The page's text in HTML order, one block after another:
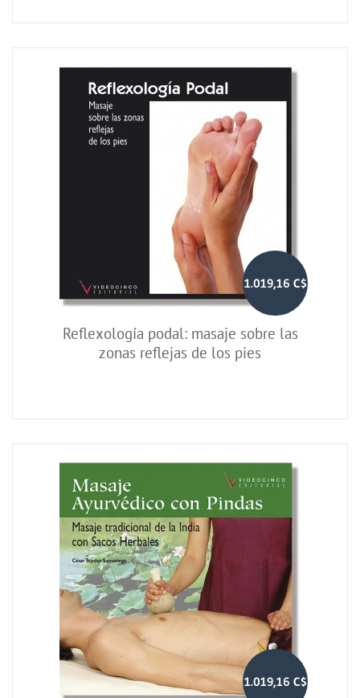
1.019,16 C$
Reflexología podal: masaje sobre las
zonas reflejas de los pies
1.019,16 C$